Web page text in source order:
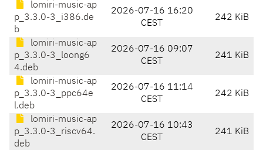
lomiri-music-ap
p_3.3.0-3_i386.de
b
2026-07-16 16:20
CEST
242 KiB
lomiri-music-ap
p_3.3.0-3_loong6
4.deb
2026-07-16 09:07
CEST
241 KiB
lomiri-music-ap
p_3.3.0-3_ppc64e
l.deb
2026-07-16 11:14
CEST
242 KiB
lomiri-music-ap
p_3.3.0-3_riscv64.
deb
2026-07-16 10:43
CEST
241 KiB